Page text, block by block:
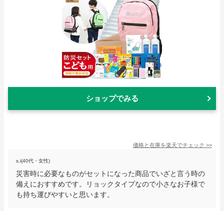
ショップでみる
価格と在庫を楽天でチェック >>
s.i(40代・女性)
災害時に必要なものがセットになった商品でいざと言う時の
備えにおすすめです。リョックタイプなので小さなお子様で
も持ち運びやすいと思います。